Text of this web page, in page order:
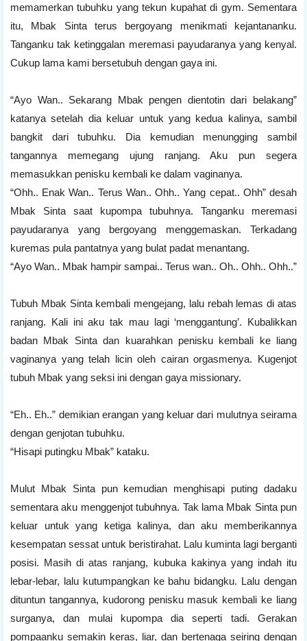
memamerkan tubuhku yang tekun kupahat di gym. Sementara
itu, Mbak Sinta terus bergoyang menikmati kejantananku.
Tanganku tak ketinggalan meremasi payudaranya yang kenyal.
Cukup lama kami bersetubuh dengan gaya ini.
“Ayo Wan.. Sekarang Mbak pengen dientotin dari belakang”
katanya setelah dia keluar untuk yang kedua kalinya, sambil
bangkit dari tubuhku. Dia kemudian menungging sambil
tangannya memegang ujung ranjang. Aku pun segera
memasukkan penisku kembali ke dalam vaginanya.
“Ohh.. Enak Wan.. Terus Wan.. Ohh.. Yang cepat.. Ohh” desah
Mbak Sinta saat kupompa tubuhnya. Tanganku meremasi
payudaranya yang bergoyang menggemaskan. Terkadang
kuremas pula pantatnya yang bulat padat menantang.
“Ayo Wan.. Mbak hampir sampai.. Terus wan.. Oh.. Ohh.. Ohh..”
Tubuh Mbak Sinta kembali mengejang, lalu rebah lemas di atas
ranjang. Kali ini aku tak mau lagi ‘menggantung’. Kubalikkan
badan Mbak Sinta dan kuarahkan penisku kembali ke liang
vaginanya yang telah licin oleh cairan orgasmenya. Kugenjot
tubuh Mbak yang seksi ini dengan gaya missionary.
“Eh.. Eh..” demikian erangan yang keluar dari mulutnya seirama
dengan genjotan tubuhku.
“Hisapi putingku Mbak” kataku.
Mulut Mbak Sinta pun kemudian menghisapi puting dadaku
sementara aku menggenjot tubuhnya. Tak lama Mbak Sinta pun
keluar untuk yang ketiga kalinya, dan aku memberikannya
kesempatan sessat untuk beristirahat. Lalu kuminta lagi berganti
posisi. Masih di atas ranjang, kubuka kakinya yang indah itu
lebar-lebar, lalu kutumpangkan ke bahu bidangku. Lalu dengan
dituntun tangannya, kudorong penisku masuk kembali ke liang
surganya, dan mulai kupompa dia seperti tadi. Gerakan
pompaanku semakin keras, liar, dan bertenaga seiring dengan